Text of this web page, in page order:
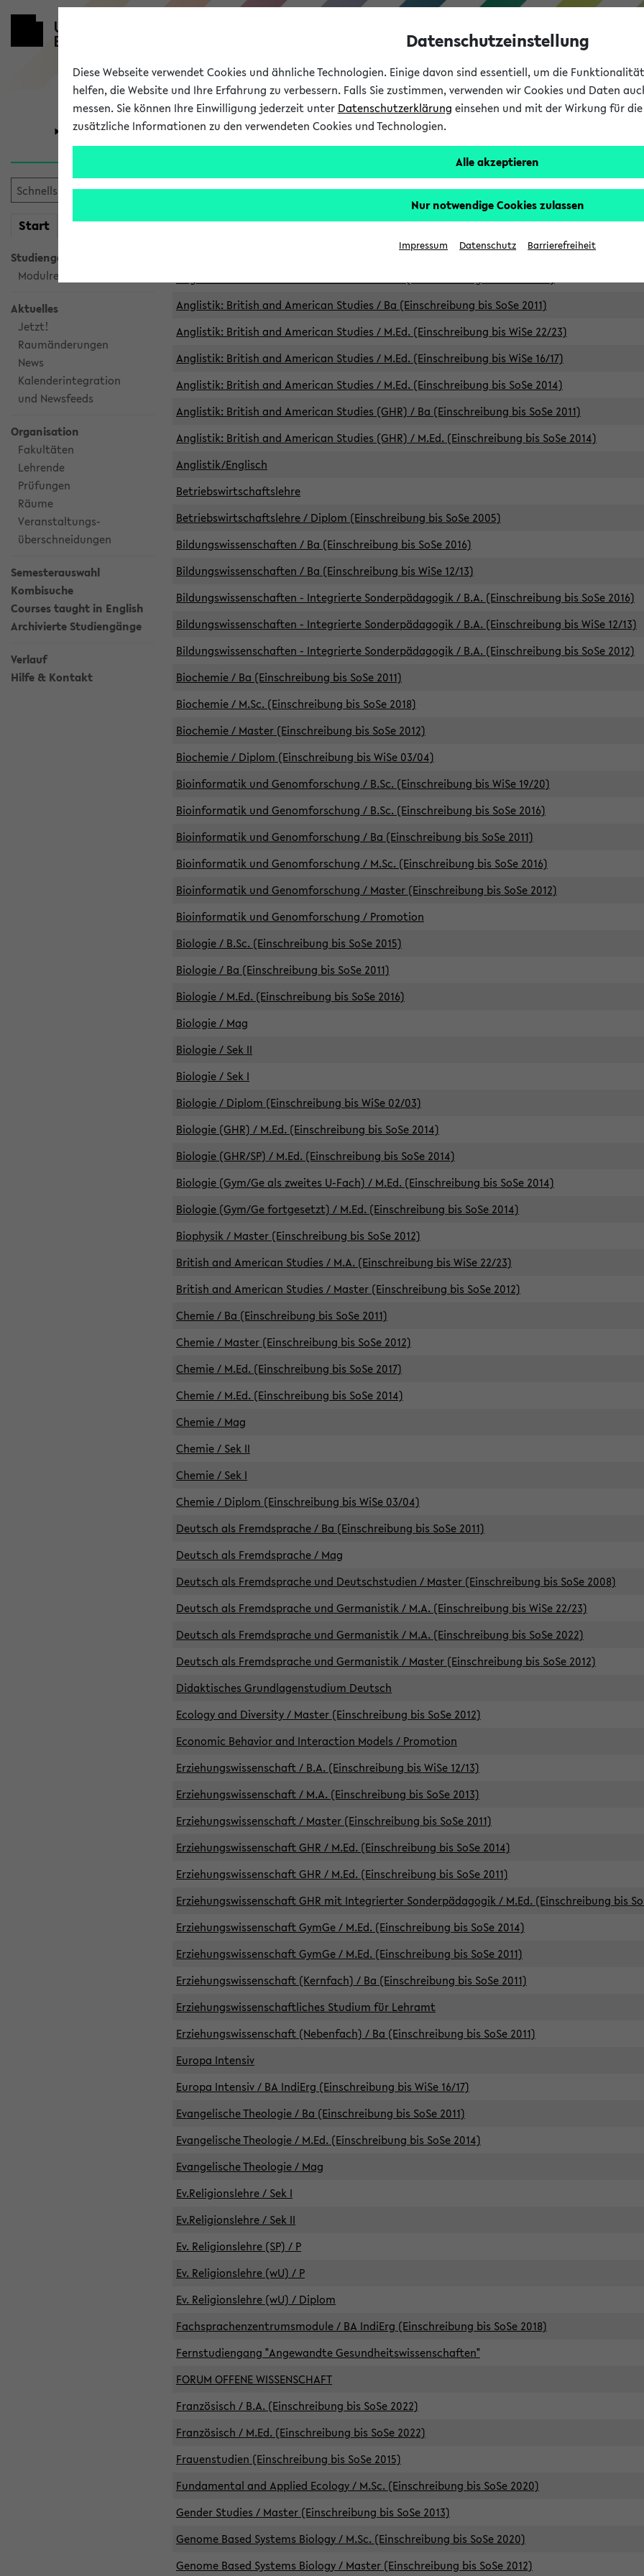
Universität Forschung Studium
Start meineKVV
Studiengangsauswahl
Modulrecherche
Aktuelles
Jetzt!
Raumänderungen
News
Kalenderintegration
und Newsfeeds
Organisation
Fakultäten
Lehrende
Prüfungen
Räume
Veranstaltungs-
überschneidungen
Semesterauswahl
Kombisuche
Courses taught in English
Archivierte Studiengänge
Verlauf
Hilfe & Kontakt
Archivierte Studiengänge
Anglistik: British and American Studies / B.A. (Einschreibung bis WiSe 16/17)
Anglistik: British and American Studies / B.A. (Einschreibung bis SoSe 2015)
Anglistik: British and American Studies / Ba (Einschreibung bis SoSe 2011)
Anglistik: British and American Studies / M.Ed. (Einschreibung bis WiSe 22/23)
Anglistik: British and American Studies / M.Ed. (Einschreibung bis WiSe 16/17)
Anglistik: British and American Studies / M.Ed. (Einschreibung bis SoSe 2014)
Anglistik: British and American Studies (GHR) / Ba (Einschreibung bis SoSe 2011)
Anglistik: British and American Studies (GHR) / M.Ed. (Einschreibung bis SoSe 2014)
Anglistik/Englisch
Betriebswirtschaftslehre
Betriebswirtschaftslehre / Diplom (Einschreibung bis SoSe 2005)
Bildungswissenschaften / Ba (Einschreibung bis SoSe 2016)
Bildungswissenschaften / Ba (Einschreibung bis WiSe 12/13)
Bildungswissenschaften - Integrierte Sonderpädagogik / B.A. (Einschreibung bis SoSe 2016)
Bildungswissenschaften - Integrierte Sonderpädagogik / B.A. (Einschreibung bis WiSe 12/13)
Bildungswissenschaften - Integrierte Sonderpädagogik / B.A. (Einschreibung bis SoSe 2012)
Biochemie / Ba (Einschreibung bis SoSe 2011)
Biochemie / M.Sc. (Einschreibung bis SoSe 2018)
Biochemie / Master (Einschreibung bis SoSe 2012)
Biochemie / Diplom (Einschreibung bis WiSe 03/04)
Bioinformatik und Genomforschung / B.Sc. (Einschreibung bis WiSe 19/20)
Bioinformatik und Genomforschung / B.Sc. (Einschreibung bis SoSe 2016)
Bioinformatik und Genomforschung / Ba (Einschreibung bis SoSe 2011)
Bioinformatik und Genomforschung / M.Sc. (Einschreibung bis SoSe 2016)
Bioinformatik und Genomforschung / Master (Einschreibung bis SoSe 2012)
Bioinformatik und Genomforschung / Promotion
Biologie / B.Sc. (Einschreibung bis SoSe 2015)
Biologie / Ba (Einschreibung bis SoSe 2011)
Biologie / M.Ed. (Einschreibung bis SoSe 2016)
Biologie / Mag
Biologie / Sek II
Biologie / Sek I
Biologie / Diplom (Einschreibung bis WiSe 02/03)
Biologie (GHR) / M.Ed. (Einschreibung bis SoSe 2014)
Biologie (GHR/SP) / M.Ed. (Einschreibung bis SoSe 2014)
Biologie (Gym/Ge als zweites U-Fach) / M.Ed. (Einschreibung bis SoSe 2014)
Biologie (Gym/Ge fortgesetzt) / M.Ed. (Einschreibung bis SoSe 2014)
Biophysik / Master (Einschreibung bis SoSe 2012)
British and American Studies / M.A. (Einschreibung bis WiSe 22/23)
British and American Studies / Master (Einschreibung bis SoSe 2012)
Chemie / Ba (Einschreibung bis SoSe 2011)
Chemie / Master (Einschreibung bis SoSe 2012)
Chemie / M.Ed. (Einschreibung bis SoSe 2017)
Chemie / M.Ed. (Einschreibung bis SoSe 2014)
Chemie / Mag
Chemie / Sek II
Chemie / Sek I
Chemie / Diplom (Einschreibung bis WiSe 03/04)
Deutsch als Fremdsprache / Ba (Einschreibung bis SoSe 2011)
Deutsch als Fremdsprache / Mag
Deutsch als Fremdsprache und Deutschstudien / Master (Einschreibung bis SoSe 2008)
Deutsch als Fremdsprache und Germanistik / M.A. (Einschreibung bis WiSe 22/23)
Deutsch als Fremdsprache und Germanistik / M.A. (Einschreibung bis SoSe 2022)
Deutsch als Fremdsprache und Germanistik / Master (Einschreibung bis SoSe 2012)
Didaktisches Grundlagenstudium Deutsch
Ecology and Diversity / Master (Einschreibung bis SoSe 2012)
Economic Behavior and Interaction Models / Promotion
Erziehungswissenschaft / B.A. (Einschreibung bis WiSe 12/13)
Erziehungswissenschaft / M.A. (Einschreibung bis SoSe 2013)
Erziehungswissenschaft / Master (Einschreibung bis SoSe 2011)
Erziehungswissenschaft GHR / M.Ed. (Einschreibung bis SoSe 2014)
Erziehungswissenschaft GHR / M.Ed. (Einschreibung bis SoSe 2011)
Erziehungswissenschaft GHR mit Integrierter Sonderpädagogik / M.Ed. (Einschreibung bis
Erziehungswissenschaft GymGe / M.Ed. (Einschreibung bis SoSe 2014)
Erziehungswissenschaft GymGe / M.Ed. (Einschreibung bis SoSe 2011)
Erziehungswissenschaft (Kernfach) / Ba (Einschreibung bis SoSe 2011)
Erziehungswissenschaftliches Studium für Lehramt
Erziehungswissenschaft (Nebenfach) / Ba (Einschreibung bis SoSe 2011)
Europa Intensiv
Europa Intensiv / BA IndiErg (Einschreibung bis WiSe 16/17)
Evangelische Theologie / Ba (Einschreibung bis SoSe 2011)
Evangelische Theologie / M.Ed. (Einschreibung bis SoSe 2014)
Evangelische Theologie / Mag
Ev.Religionslehre / Sek I
Ev.Religionslehre / Sek II
Ev. Religionslehre (SP) / P
Ev. Religionslehre (wU) / P
Ev. Religionslehre (wU) / Diplom
Fachsprachenzentrumsmodule / BA IndiErg (Einschreibung bis SoSe 2018)
Fernstudiengang "Angewandte Gesundheitswissenschaften"
FORUM OFFENE WISSENSCHAFT
Französisch / B.A. (Einschreibung bis SoSe 2022)
Französisch / M.Ed. (Einschreibung bis SoSe 2022)
Frauenstudien (Einschreibung bis SoSe 2015)
Fundamental and Applied Ecology / M.Sc. (Einschreibung bis SoSe 2020)
Gender Studies / Master (Einschreibung bis SoSe 2013)
Genome Based Systems Biology / M.Sc. (Einschreibung bis SoSe 2020)
Genome Based Systems Biology / Master (Einschreibung bis SoSe 2012)
Datenschutzeinstellung
Diese Webseite verwendet Cookies und ähnliche Technologien. Einige davon sind essentiell, um die
helfen, die Website und Ihre Erfahrung zu verbessern. Falls Sie zustimmen, verwenden wir Cookies und Daten
messen. Sie können Ihre Einwilligung jederzeit unter Datenschutzerklärung einsehen und mit der Wirkung für
zusätzliche Informationen zu den verwendeten Cookies und Technologien.
Alle akzeptieren
Nur notwendige Cookies zulassen
Impressum Datenschutz Barrierefreiheit